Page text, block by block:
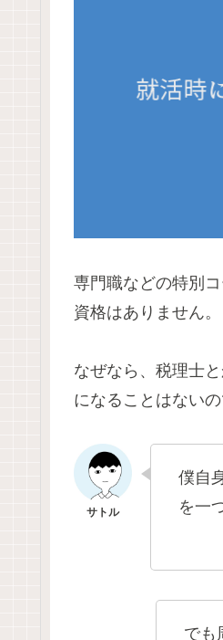
専門職などの特別
資格はありません。
なぜなら、税理士
になることはないの
僕自
を一
でも